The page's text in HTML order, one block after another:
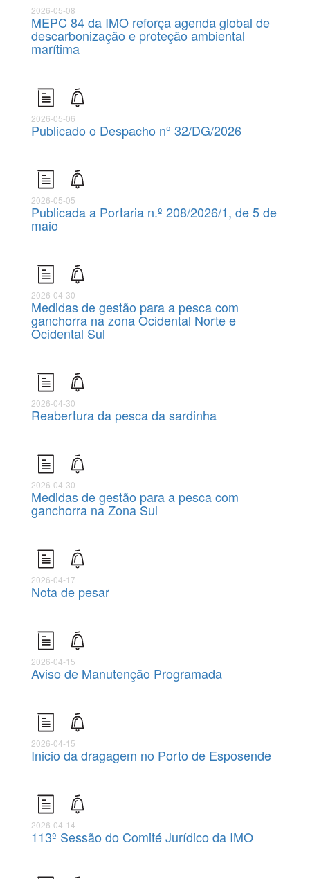
2026-05-08
MEPC 84 da IMO reforça agenda global de
descarbonização e proteção ambiental
marítima
2026-05-06
Publicado o Despacho nº 32/DG/2026
2026-05-05
Publicada a Portaria n.º 208/2026/1, de 5 de
maio
2026-04-30
Medidas de gestão para a pesca com
ganchorra na zona Ocidental Norte e
Ocidental Sul
2026-04-30
Reabertura da pesca da sardinha
2026-04-30
Medidas de gestão para a pesca com
ganchorra na Zona Sul
2026-04-17
Nota de pesar
2026-04-15
Aviso de Manutenção Programada
2026-04-15
Inicio da dragagem no Porto de Esposende
2026-04-14
113º Sessão do Comité Jurídico da IMO